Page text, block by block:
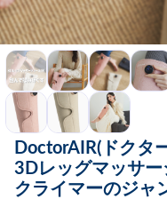
DoctorAIR(ドクタ
3Dレッグマッサ
クライマーのジャ